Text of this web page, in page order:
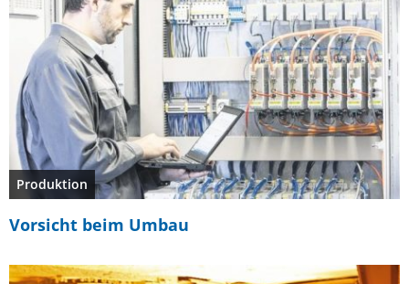
Produktion
Vorsicht beim Umbau